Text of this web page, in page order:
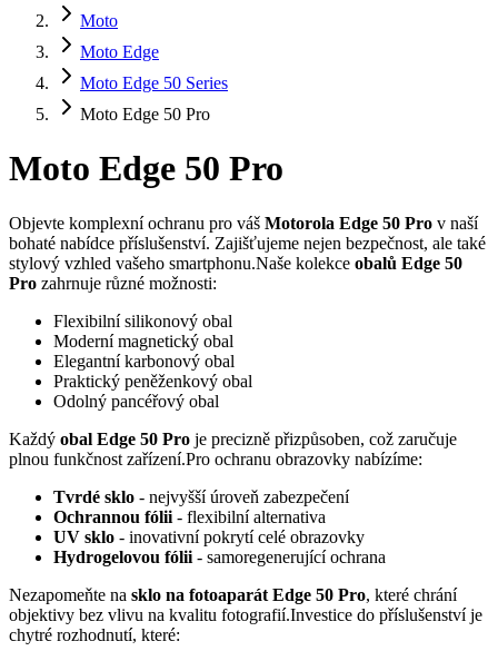
Moto
Moto Edge
Moto Edge 50 Series
Moto Edge 50 Pro
Moto Edge 50 Pro
Objevte komplexní ochranu pro váš Motorola Edge 50 Pro v naší
bohaté nabídce příslušenství. Zajišťujeme nejen bezpečnost, ale také
stylový vzhled vašeho smartphonu.Naše kolekce obalů Edge 50
Pro zahrnuje různé možnosti:
Flexibilní silikonový obal
Moderní magnetický obal
Elegantní karbonový obal
Praktický peněženkový obal
Odolný pancéřový obal
Každý obal Edge 50 Pro je precizně přizpůsoben, což zaručuje
plnou funkčnost zařízení.Pro ochranu obrazovky nabízíme:
Tvrdé sklo - nejvyšší úroveň zabezpečení
Ochrannou fólii - flexibilní alternativa
UV sklo - inovativní pokrytí celé obrazovky
Hydrogelovou fólii - samoregenerující ochrana
Nezapomeňte na sklo na fotoaparát Edge 50 Pro, které chrání
objektivy bez vlivu na kvalitu fotografií.Investice do příslušenství je
chytré rozhodnutí, které: